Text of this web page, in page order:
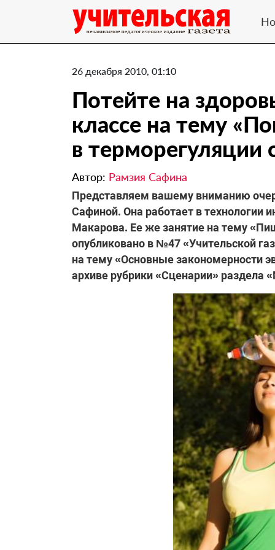
26 декабря 2010, 01:10
Потейте на
классе на тему
в терморегуляции
Автор: Рамзия Сафина
Представляем вашему вниманию
Сафиной. Она работает в технологии
Макарова. Ее же занятие на тему
опубликовано в №47 «Учительской
на тему «Основные закономерности
архиве рубрики «Сценарии» раздела